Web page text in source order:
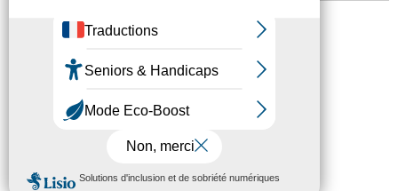
Accessibilité
Presse